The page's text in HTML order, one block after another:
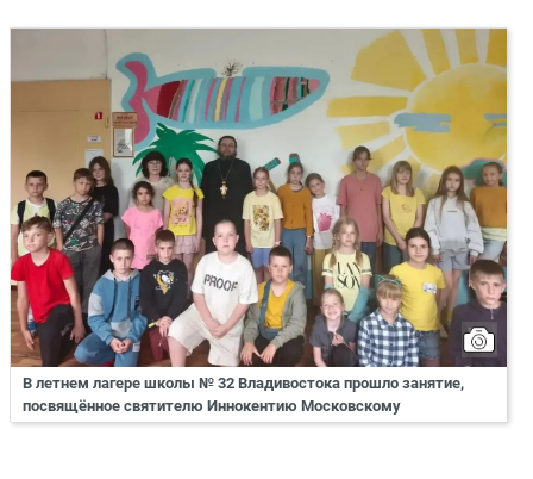
В летнем лагере школы № 32 Владивостока прошло занятие,
посвящённое святителю Иннокентию Московскому